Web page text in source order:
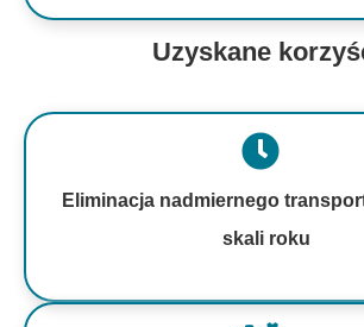
Uzyskane
Eliminacja nadmiernego
skali roku